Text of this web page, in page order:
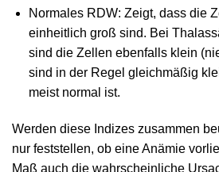
Normales RDW: Zeigt, dass die
einheitlich groß sind. Bei
sind die Zellen ebenfalls klein
sind in der Regel gleichmäßig
meist normal ist.
Werden diese Indizes zusammen
nur feststellen, ob eine Anämie
Maß auch die wahrscheinliche